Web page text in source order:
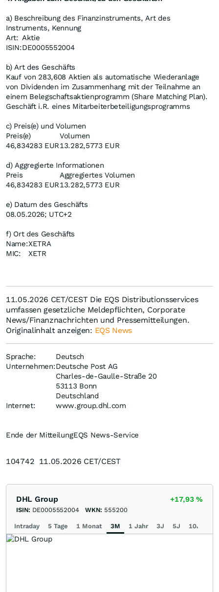
a) Beschreibung des Finanzinstruments, Art des
Instruments, Kennung
Art: Aktie
ISIN:DE0005552004
b) Art des Geschäfts
Kauf von 283,608 Aktien als automatische Wiederanlage
von Dividenden im Zusammenhang mit der Teilnahme an
einem Belegschaftsaktienprogramm (Share Matching Plan).
Geschäft i.R. eines Mitarbeiterbeteiligungsprogramms
c) Preis(e) und Volumen
Preis(e)
Volumen
46,834283 EUR13.282,5773 EUR
d) Aggregierte Informationen
Preis
Aggregiertes Volumen
46,834283 EUR13.282,5773 EUR
e) Datum des Geschäfts
08.05.2026; UTC+2
f) Ort des Geschäfts
Name:XETRA
MIC:
XETR
11.05.2026 CET/CEST Die EQS Distributionsservices
umfassen gesetzliche Meldepflichten, Corporate
News/Finanznachrichten und Pressemitteilungen.
Originalinhalt anzeigen: EQS News
Sprache:
Deutsch
Unternehmen:Deutsche Post AG
Charles-de-Gaulle-Straße 20
53113 Bonn
Deutschland
Internet:
www.group.dhl.com
Ende der MitteilungEQS News-Service
104742 11.05.2026 CET/CEST
DHL Group +17,93%
ISIN: DE0005552004 WKN: 555200
Intraday 5 Tage 1 Monat 3M 1 Jahr 3J 5J 10J